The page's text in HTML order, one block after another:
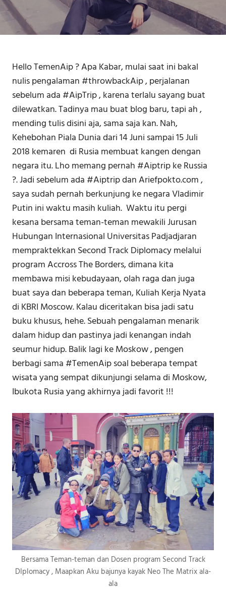
Hello TemenAip ? Apa Kabar, mulai saat ini bakal
nulis pengalaman #throwbackAip , perjalanan
sebelum ada #AipTrip , karena terlalu sayang buat
dilewatkan. Tadinya mau buat blog baru, tapi ah ,
mending tulis disini aja, sama saja kan. Nah,
Kehebohan Piala Dunia dari 14 Juni sampai 15 Juli
2018 kemaren di Rusia membuat kangen dengan
negara itu. Lho memang pernah #Aiptrip ke Russia
?. Jadi sebelum ada #Aiptrip dan Ariefpokto.com ,
saya sudah pernah berkunjung ke negara Vladimir
Putin ini waktu masih kuliah. Waktu itu pergi
kesana bersama teman-teman mewakili Jurusan
Hubungan Internasional Universitas Padjadjaran
mempraktekkan Second Track Diplomacy melalui
program Accross The Borders, dimana kita
membawa misi kebudayaan, olah raga dan juga
buat saya dan beberapa teman, Kuliah Kerja Nyata
di KBRI Moscow. Kalau diceritakan bisa jadi satu
buku khusus, hehe. Sebuah pengalaman menarik
dalam hidup dan pastinya jadi kenangan indah
seumur hidup. Balik lagi ke Moskow , pengen
berbagi sama #TemenAip soal beberapa tempat
wisata yang sempat dikunjungi selama di Moskow,
Ibukota Rusia yang akhirnya jadi favorit !!!
Bersama Teman-teman dan Dosen program Second Track
DIplomacy , Maapkan Aku bajunya kayak Neo The Matrix ala-
ala